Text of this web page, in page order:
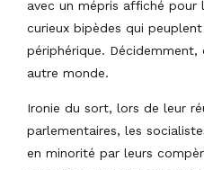
avec un mépris affiché pour
curieux bipèdes qui
périphérique. Décidemment,
autre monde.
Ironie du sort, lors de leur
parlementaires, les
en minorité par leurs